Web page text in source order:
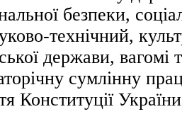
безпеки,
технічний,
держави, вагомі
сумлінну
Конституції